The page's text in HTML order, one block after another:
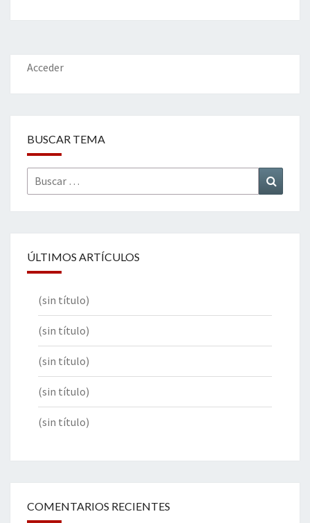
o
o
k
er dI
n
l
p
ar
Acceder
BUSCAR TEMA
Buscar
por:
ÚLTIMOS ARTÍCULOS
(sin título)
(sin título)
(sin título)
(sin título)
(sin título)
COMENTARIOS RECIENTES